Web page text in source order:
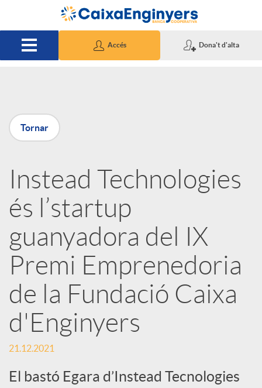
Salta al contingut principal
Accés Dona't d'alta
P
u
b
l
i
c
a
d
Tornar
Instead Technologies
és l’startup
guanyadora del IX
Premi Emprenedoria
de la Fundació Caixa
d'Enginyers
21.12.2021
El bastó Egara d’Instead Tecnologies